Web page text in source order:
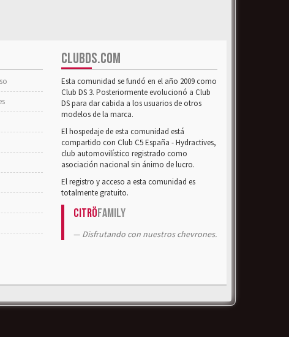
CLUBDS.COM
Esta comunidad se fundó en el año 2009 como
Club DS 3. Posteriormente evolucionó a Club
DS para dar cabida a los usuarios de otros
modelos de la marca.
El hospedaje de esta comunidad está
compartido con Club C5 España - Hydractives,
club automovilístico registrado como
asociación nacional sin ánimo de lucro.
El registro y acceso a esta comunidad es
totalmente gratuito.
CitröFamily
Disfrutando con nuestros chevrones.